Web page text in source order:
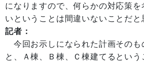
になりますので、何らかの対応策
いということは間違いないことだと
記者：
今回お示しになられた計画そのも
と、Ａ棟、Ｂ棟、Ｃ棟建てるとい